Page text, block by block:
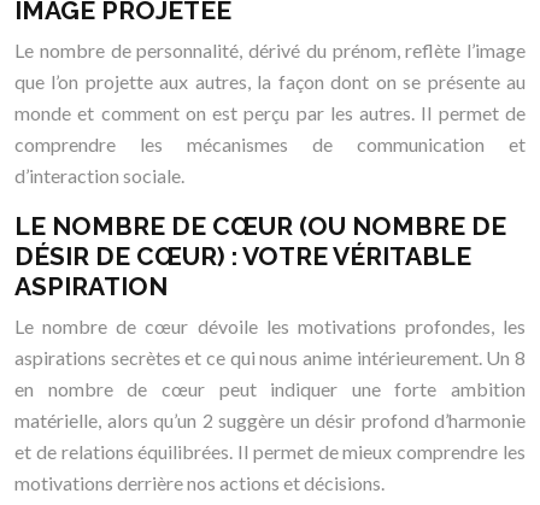
IMAGE PROJETÉE
Le nombre de personnalité, dérivé du prénom, reflète l’image
que l’on projette aux autres, la façon dont on se présente au
monde et comment on est perçu par les autres. Il permet de
comprendre les mécanismes de communication et
d’interaction sociale.
LE NOMBRE DE CŒUR (OU NOMBRE DE
DÉSIR DE CŒUR) : VOTRE VÉRITABLE
ASPIRATION
Le nombre de cœur dévoile les motivations profondes, les
aspirations secrètes et ce qui nous anime intérieurement. Un 8
en nombre de cœur peut indiquer une forte ambition
matérielle, alors qu’un 2 suggère un désir profond d’harmonie
et de relations équilibrées. Il permet de mieux comprendre les
motivations derrière nos actions et décisions.